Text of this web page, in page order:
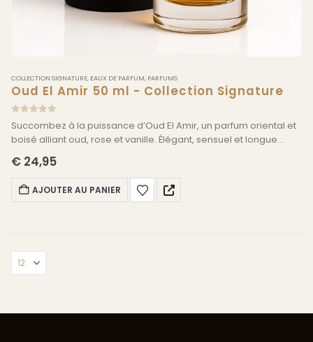
COLLECTION SIGNATURE, EAUX DE PARFUM, PARFUMS
Oud El Amir 50 ml - Collection Signature
Succombez à la puissance d’Oud El Amir, un parfum oriental et
boisé alliant oud, rose et vanille. Élégant, sensuel et longue
durée, il incarne le luxe masculin par excellence. Commandez
dès maintenant sur El-Amir.com et laissez votre empreinte
olfactive inoubliable.
€ 24,95
AJOUTER AU PANIER